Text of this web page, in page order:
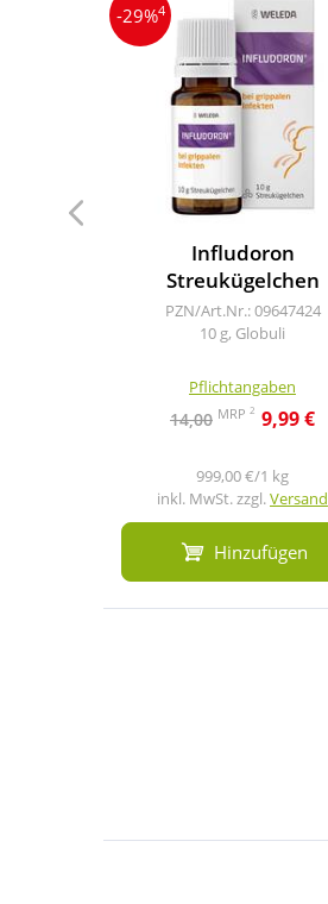
-29%4
Infludoron
Streukügelchen
PZN/Art.Nr.: 09647424
10 g, Globuli
Pflichtangaben
14,00 MRP 2 9,99 €
999,00 €/1 kg
inkl. MwSt. zzgl.Versand
Hinzufügen